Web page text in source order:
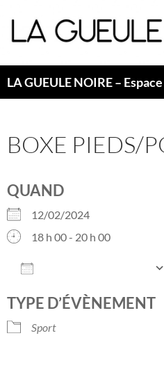
au
BOXE PIEDS/
QUAND
12/02/2024
18 h 00 - 20 h 00
TYPE D’ÉVÈNEMENT
Sport